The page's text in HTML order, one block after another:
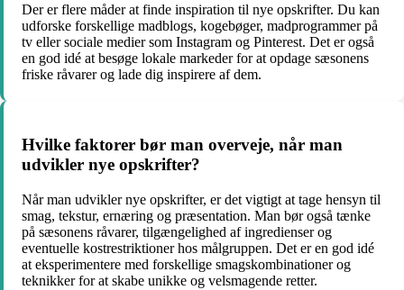
Der er flere måder at finde inspiration til nye opskrifter. Du kan
udforske forskellige madblogs, kogebøger, madprogrammer på
tv eller sociale medier som Instagram og Pinterest. Det er også
en god idé at besøge lokale markeder for at opdage sæsonens
friske råvarer og lade dig inspirere af dem.
Hvilke faktorer bør man overveje, når man
udvikler nye opskrifter?
Når man udvikler nye opskrifter, er det vigtigt at tage hensyn til
smag, tekstur, ernæring og præsentation. Man bør også tænke
på sæsonens råvarer, tilgængelighed af ingredienser og
eventuelle kostrestriktioner hos målgruppen. Det er en god idé
at eksperimentere med forskellige smagskombinationer og
teknikker for at skabe unikke og velsmagende retter.